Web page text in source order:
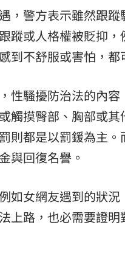
，警方表示雖然跟
蹤或人格權被貶抑
到不舒服或害怕，都
性騷擾防治法的內
觸摸臀部、胸部或
則都是以罰鍰為主
與回復名譽。
如女網友遇到的狀
上路，也必需要證